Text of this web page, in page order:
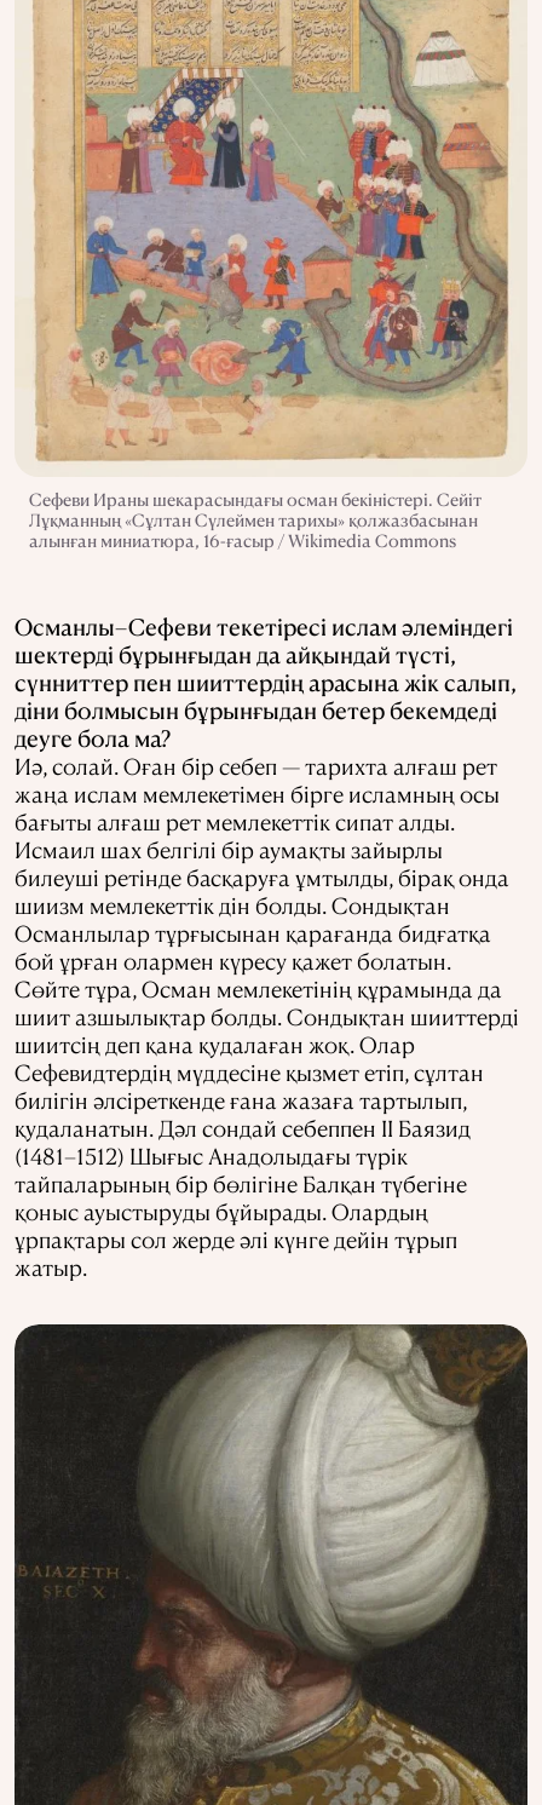
Сефеви Ираны шекарасындағы осман бекіністері. Сейіт
Лұқманның «Сұлтан Сүлеймен тарихы» қолжазбасынан
алынған миниатюра, 16-ғасыр / Wikimedia Commons
Османлы–Сефеви текетіресі ислам әлеміндегі
шектерді бұрынғыдан да айқындай түсті,
сүнниттер пен шииттердің арасына жік салып,
діни болмысын бұрынғыдан бетер бекемдеді
деуге бола ма?
Иә, солай. Оған бір себеп — тарихта алғаш рет
жаңа ислам мемлекетімен бірге исламның осы
бағыты алғаш рет мемлекеттік сипат алды.
Исмаил шах белгілі бір аумақты зайырлы
билеуші ретінде басқаруға ұмтылды, бірақ онда
шиизм мемлекеттік дін болды. Сондықтан
Османлылар тұрғысынан қарағанда бидғатқа
бой ұрған олармен күресу қажет болатын.
Сөйте тұра, Осман мемлекетінің құрамында да
шиит азшылықтар болды. Сондықтан шииттерді
шиитсің деп қана қудалаған жоқ. Олар
Сефевидтердің мүддесіне қызмет етіп, сұлтан
билігін әлсіреткенде ғана жазаға тартылып,
қудаланатын. Дәл сондай себеппен II Баязид
(1481–1512) Шығыс Анадолыдағы түрік
тайпаларының бір бөлігіне Балқан түбегіне
қоныс ауыстыруды бұйырады. Олардың
ұрпақтары сол жерде әлі күнге дейін тұрып
жатыр.